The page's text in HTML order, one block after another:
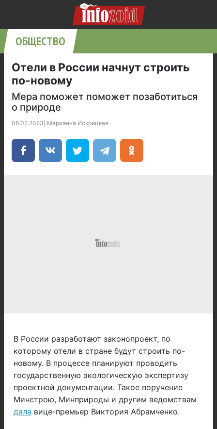
ОБЩЕСТВО
Отели в России начнут строить
по-новому
Мера поможет поможет позаботиться
о природе
06.02.2023 Марианна Искрицкая
В России разработают законопроект, по
которому отели в стране будут строить по-
новому. В процессе планируют проводить
государственную экологическую экспертизу
проектной документации. Такое поручение
Минстрою, Минприроды и другим ведомствам
дала вице-премьер Виктория Абрамченко.